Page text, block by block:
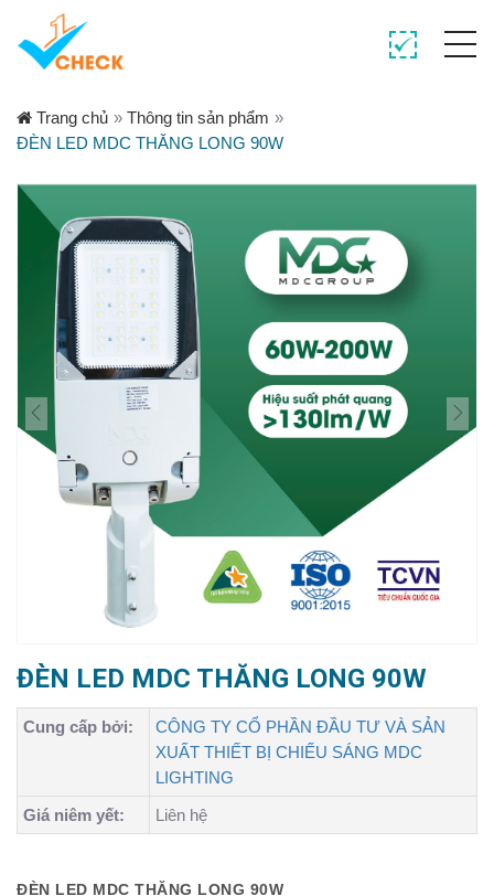
Trang chủ » Thông tin sản phẩm »
ĐÈN LED MDC THĂNG LONG 90W
ĐÈN LED MDC THĂNG LONG 90W
Cung cấp bởi:
CÔNG TY CỔ PHẦN ĐẦU TƯ VÀ SẢN
XUẤT THIẾT BỊ CHIẾU SÁNG MDC
LIGHTING
Giá niêm yết:
Liên hệ
ĐÈN LED MDC THĂNG LONG 90W